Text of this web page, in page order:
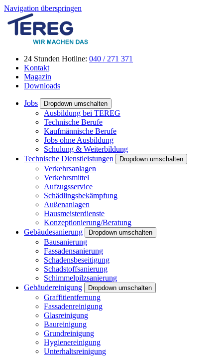
Navigation überspringen
24 Stunden Hotline: 040 / 271 371
Kontakt
Magazin
Downloads
Jobs Dropdown umschalten
Ausbildung bei TEREG
Technische Berufe
Kaufmännische Berufe
Jobs ohne Ausbildung
Schulung & Weiterbildung
Technische Dienstleistungen
Dropdown umschalten
Verkehrsanlagen
Verkehrsmittel
Aufzugsservice
Schädlingsbekämpfung
Außenanlagen
Hausmeisterdienste
Konzeptionierung/Beratung
Gebäudesanierung
Dropdown umschalten
Bausanierung
Fassadensanierung
Schadensbeseitigung
Schadstoffsanierung
Schimmelpilzsanierung
Gebäudereinigung
Dropdown umschalten
Graffitientfernung
Fassadenreinigung
Glasreinigung
Baureinigung
Grundreinigung
Hygienereinigung
Unterhaltsreinigung